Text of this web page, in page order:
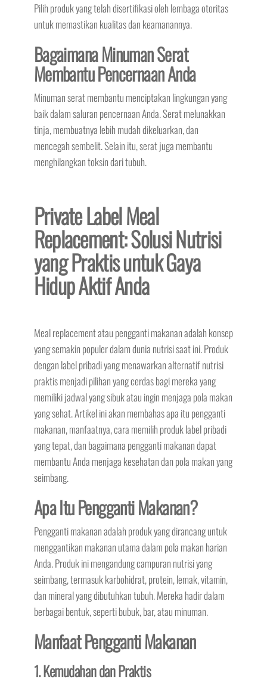
Pilih produk yang telah disertifikasi oleh lembaga otoritas
untuk memastikan kualitas dan keamanannya.
Bagaimana Minuman Serat
Membantu Pencernaan Anda
Minuman serat membantu menciptakan lingkungan yang
baik dalam saluran pencernaan Anda. Serat melunakkan
tinja, membuatnya lebih mudah dikeluarkan, dan
mencegah sembelit. Selain itu, serat juga membantu
menghilangkan toksin dari tubuh.
Private Label Meal
Replacement: Solusi Nutrisi
yang Praktis untuk Gaya
Hidup Aktif Anda
Meal replacement atau pengganti makanan adalah konsep
yang semakin populer dalam dunia nutrisi saat ini. Produk
dengan label pribadi yang menawarkan alternatif nutrisi
praktis menjadi pilihan yang cerdas bagi mereka yang
memiliki jadwal yang sibuk atau ingin menjaga pola makan
yang sehat. Artikel ini akan membahas apa itu pengganti
makanan, manfaatnya, cara memilih produk label pribadi
yang tepat, dan bagaimana pengganti makanan dapat
membantu Anda menjaga kesehatan dan pola makan yang
seimbang.
Apa Itu Pengganti Makanan?
Pengganti makanan adalah produk yang dirancang untuk
menggantikan makanan utama dalam pola makan harian
Anda. Produk ini mengandung campuran nutrisi yang
seimbang, termasuk karbohidrat, protein, lemak, vitamin,
dan mineral yang dibutuhkan tubuh. Mereka hadir dalam
berbagai bentuk, seperti bubuk, bar, atau minuman.
Manfaat Pengganti Makanan
1. Kemudahan dan Praktis